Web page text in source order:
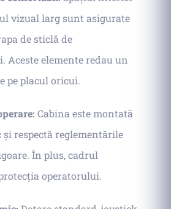
vizual larg sunt asigurate
de sticlă de
Aceste elemente redau un
pe placul oricui.
Cabina este montată
respectă reglementările
În plus, cadrul
operatorului.